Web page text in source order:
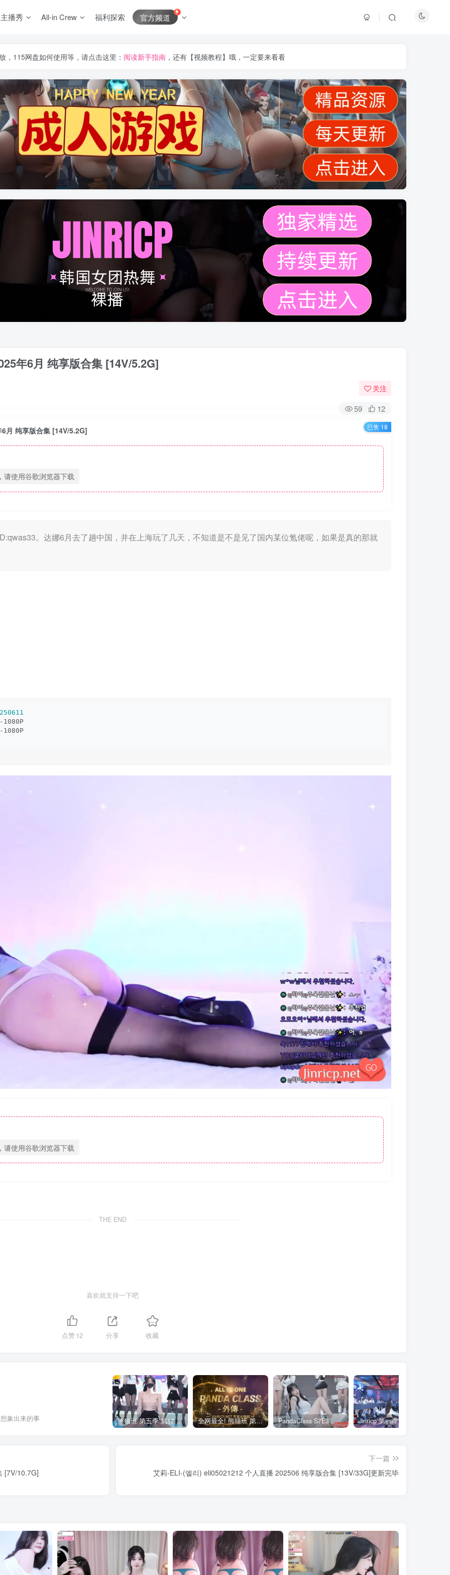
播秀 All-in Crew 福利探索 官方频道
115网盘如何使用等，请点击这里： 阅读新手指南 ，还有【视频教程】哦，一定要来看看
年6月 纯享版合集 [14V/5.2G]
关注
59 12
已售 18
月 纯享版合集 [14V/5.2G]
请使用谷歌浏览器下载
。达娜6月去了趟中国，并在上海玩了几天，不知道是不是见了国内某位氪佬呢，如果是真的那就
1080P
1080P
请使用谷歌浏览器下载
THE END
喜欢就支持一下吧
点赞12 分享 收藏
象出来的事 熊猫班 第五季 第17期 最终职级赛&完结 全网最全! 熊猫班 第6季 外传 SpinOff 全集 All in one 合集版 中英韩简繁字幕外挂版 PandaClass S7E3 熊猫班 第7季 第3期 二十一点日 中英韩简繁字幕
[7V/10.7G]
下一篇
艾莉-ELI-(엘리) eli05021212 个人直播 202506 纯享版合集 [13V/33G]更新完毕